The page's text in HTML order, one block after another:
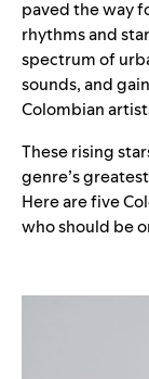
paved the way
rhythms and
spectrum of
sounds, and
Colombian
These rising
genre’s
Here are five
who should be